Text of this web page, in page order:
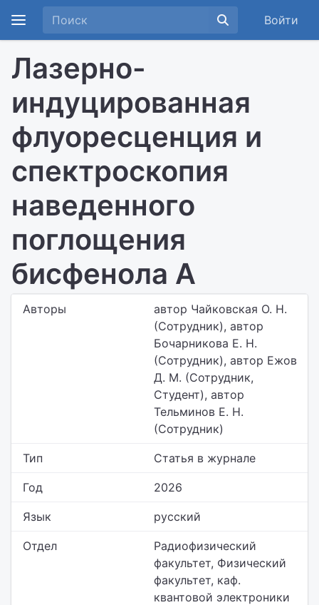
Войти
Лазерно-
индуцированная
флуоресценция и
спектроскопия
наведенного
поглощения
бисфенола А
Авторы
автор Чайковская О. Н.
(Сотрудник), автор
Бочарникова Е. Н.
(Сотрудник), автор Ежов
Д. М. (Сотрудник,
Студент), автор
Тельминов Е. Н.
(Сотрудник)
Тип Статья в журнале
Год 2026
Язык русский
Отдел
Радиофизический
факультет, Физический
факультет, каф.
квантовой электроники